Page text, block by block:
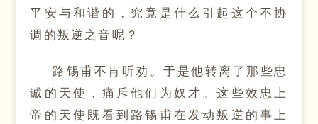
平安与和谐的，究竟是什么引起这个不协
调的叛逆之音呢？
路锡甫不肯听劝。于是他转离了那些忠
诚的天使，痛斥他们为奴才。这些效忠上
帝的天使既看到路锡甫在发动叛逆的事上